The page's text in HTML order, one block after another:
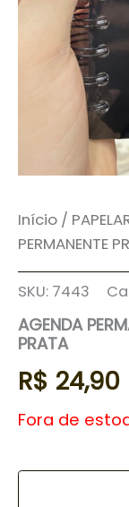
Início /
PERMANENTE
SKU: 7443
AGENDA
PRATA
R$ 24,90
Fora de